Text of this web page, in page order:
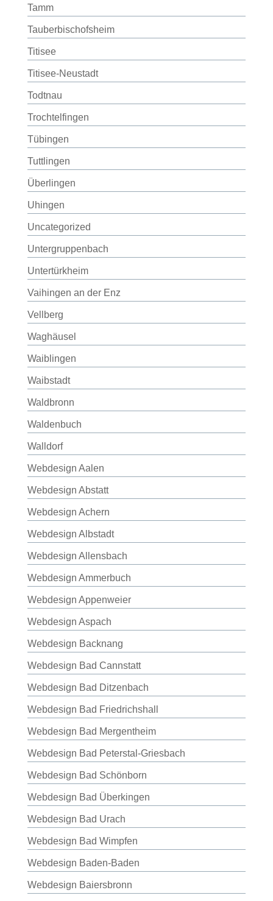
Tamm
Tauberbischofsheim
Titisee
Titisee-Neustadt
Todtnau
Trochtelfingen
Tübingen
Tuttlingen
Überlingen
Uhingen
Uncategorized
Untergruppenbach
Untertürkheim
Vaihingen an der Enz
Vellberg
Waghäusel
Waiblingen
Waibstadt
Waldbronn
Waldenbuch
Walldorf
Webdesign Aalen
Webdesign Abstatt
Webdesign Achern
Webdesign Albstadt
Webdesign Allensbach
Webdesign Ammerbuch
Webdesign Appenweier
Webdesign Aspach
Webdesign Backnang
Webdesign Bad Cannstatt
Webdesign Bad Ditzenbach
Webdesign Bad Friedrichshall
Webdesign Bad Mergentheim
Webdesign Bad Peterstal-Griesbach
Webdesign Bad Schönborn
Webdesign Bad Überkingen
Webdesign Bad Urach
Webdesign Bad Wimpfen
Webdesign Baden-Baden
Webdesign Baiersbronn